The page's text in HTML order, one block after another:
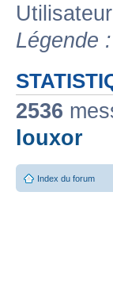
Légende
2536
louxor
Index du forum